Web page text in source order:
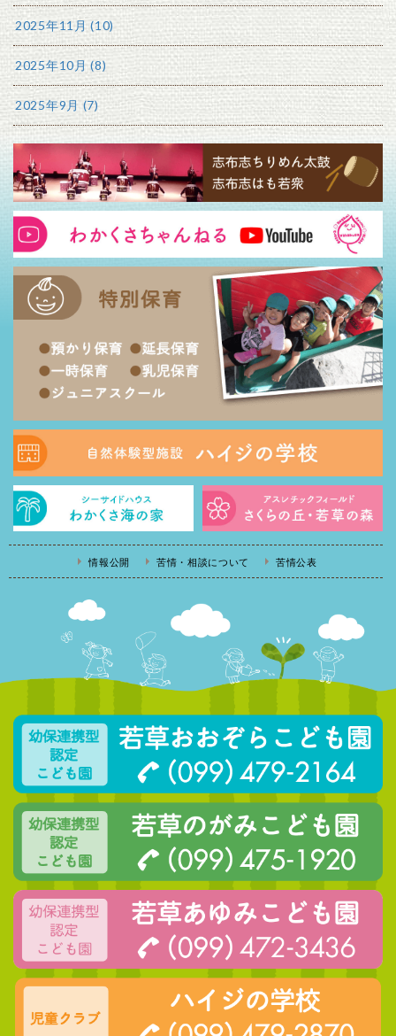
2025年11月 (10)
2025年10月 (8)
2025年9月 (7)
情報公開 苦情・相談について 苦情公表